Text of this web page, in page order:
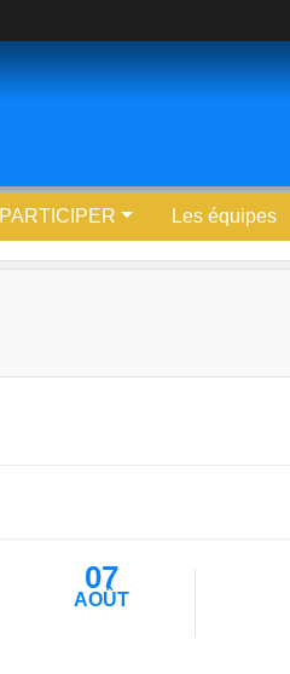
PARTICIPER Les équipes
07
AOÛT